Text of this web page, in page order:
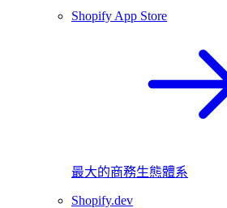
Shopify App Store
最大的商務生態體系
Shopify.dev